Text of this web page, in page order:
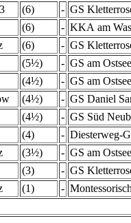
(6) - GS
(6) - KKA am
(6) - GS
(5½) - GS am
(4½) - GS am
(4½) - GS Daniel
(4½) - GS Süd
(4) - Diesterweg-
(3½) - GS am
(3) - GS
(1) -